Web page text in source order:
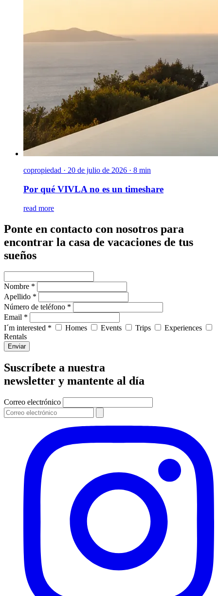
copropiedad · 20 de julio de 2026 · 8 min
Por qué VIVLA no es un timeshare
read more
Ponte en contacto con nosotros para
encontrar la casa de vacaciones de tus
sueños
Nombre *
Apellido *
Número de teléfono *
Email *
I´m interested *
Homes Events Trips
Experiences
Rentals
Enviar
Suscríbete a nuestra
newsletter y mantente al día
Correo electrónico